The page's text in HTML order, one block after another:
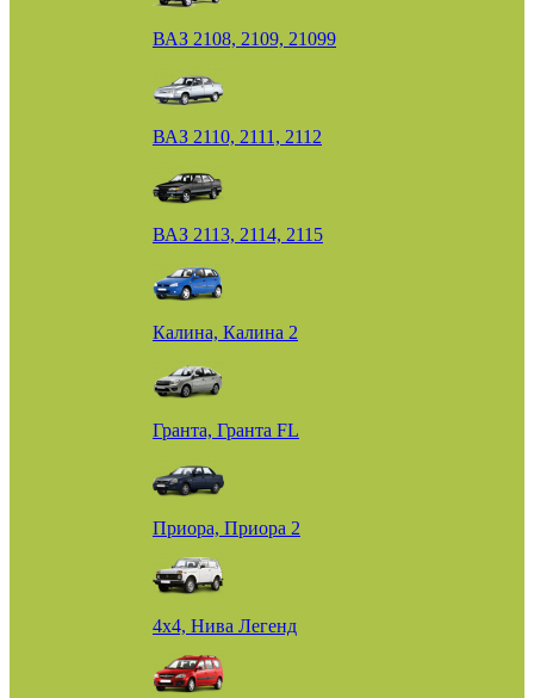
ВАЗ 2108, 2109, 21099
ВАЗ 2110, 2111, 2112
ВАЗ 2113, 2114, 2115
Калина, Калина 2
Гранта, Гранта FL
Приора, Приора 2
4х4, Нива Легенд